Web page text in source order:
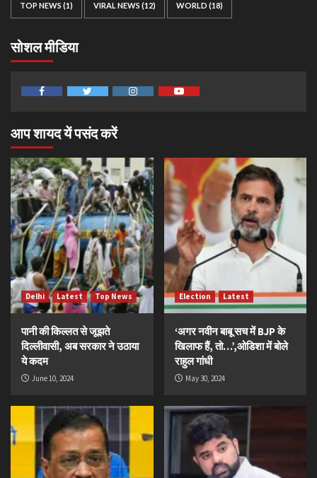
TOP NEWS (1) VIRAL NEWS (12) WORLD (18)
सोशल मीडिया
आप शायद यें पसंद करें
Delhi Latest Top News
पानी की किल्लत से जूझते
दिल्लीवासी, अब सरकार ने उठाया
ये कदम
June 10, 2024
Election Latest
‘अगर नवीन बाबू सच में BJP के
खिलाफ हैं, तो…’,ओडिशा में बोले
राहुल गांधी
May 30, 2024